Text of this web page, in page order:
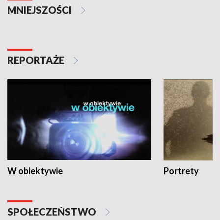
MNIEJSZOŚCI
REPORTAŻE
W obiektywie Portrety
SPOŁECZEŃSTWO